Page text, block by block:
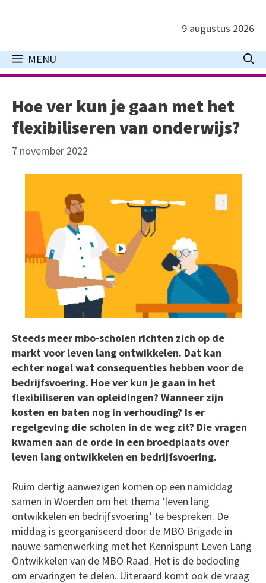
inhoud
9 augustus 2026
MENU
Hoe ver kun je gaan met het
flexibiliseren van onderwijs?
7 november 2022
Steeds meer mbo-scholen richten zich op de
markt voor leven lang ontwikkelen. Dat kan
echter nogal wat consequenties hebben voor de
bedrijfsvoering. Hoe ver kun je gaan in het
flexibiliseren van opleidingen? Wanneer zijn
kosten en baten nog in verhouding? Is er
regelgeving die scholen in de weg zit? Die vragen
kwamen aan de orde in een broedplaats over
leven lang ontwikkelen en bedrijfsvoering.
Ruim dertig aanwezigen komen op een namiddag
samen in Woerden om het thema ‘leven lang
ontwikkelen en bedrijfsvoering’ te bespreken. De
middag is georganiseerd door de MBO Brigade in
nauwe samenwerking met het Kennispunt Leven Lang
Ontwikkelen van de MBO Raad. Het is de bedoeling
om ervaringen te delen. Uiteraard komt ook de vraag